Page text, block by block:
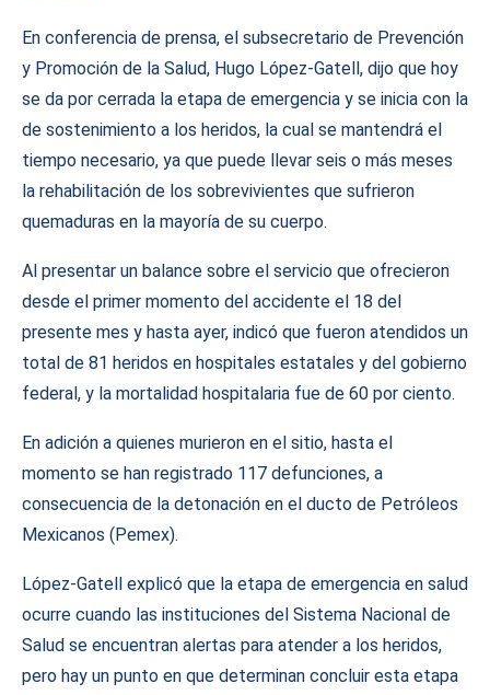
En conferencia de prensa, el subsecretario de Prevención
y Promoción de la Salud, Hugo López-Gatell, dijo que hoy
se da por cerrada la etapa de emergencia y se inicia con la
de sostenimiento a los heridos, la cual se mantendrá el
tiempo necesario, ya que puede llevar seis o más meses
la rehabilitación de los sobrevivientes que sufrieron
quemaduras en la mayoría de su cuerpo.
Al presentar un balance sobre el servicio que ofrecieron
desde el primer momento del accidente el 18 del
presente mes y hasta ayer, indicó que fueron atendidos un
total de 81 heridos en hospitales estatales y del gobierno
federal, y la mortalidad hospitalaria fue de 60 por ciento.
En adición a quienes murieron en el sitio, hasta el
momento se han registrado 117 defunciones, a
consecuencia de la detonación en el ducto de Petróleos
Mexicanos (Pemex).
López-Gatell explicó que la etapa de emergencia en salud
ocurre cuando las instituciones del Sistema Nacional de
Salud se encuentran alertas para atender a los heridos,
pero hay un punto en que determinan concluir esta etapa